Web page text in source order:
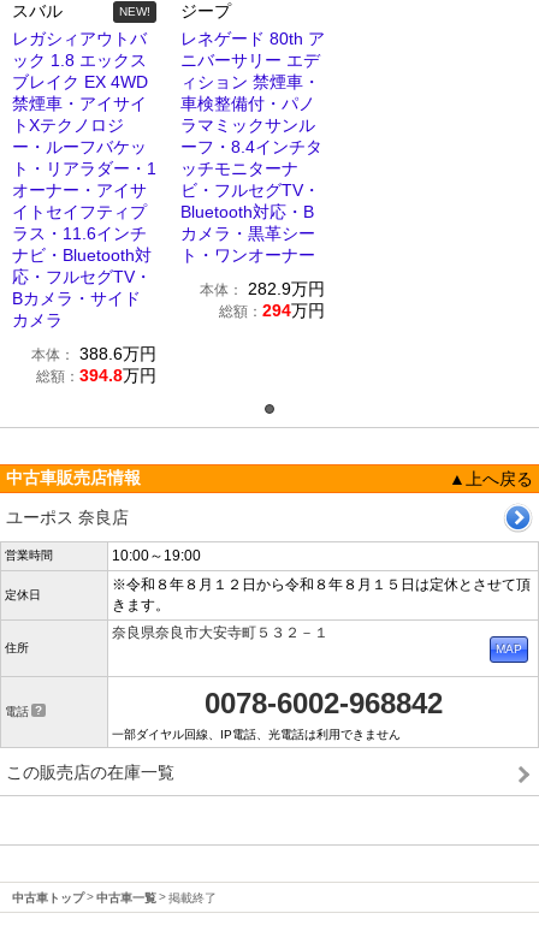
スバル NEW!
レガシィアウトバ
ック 1.8 エックス
ブレイク EX 4WD
禁煙車・アイサイ
トXテクノロジ
ー・ルーフバケッ
ト・リアラダー・1
オーナー・アイサ
イトセイフティプ
ラス・11.6インチ
ナビ・Bluetooth対
応・フルセグTV・
Bカメラ・サイド
カメラ
本体： 388.6万円
総額： 394.8万円
ジープ
レネゲード 80th ア
ニバーサリー エデ
ィション 禁煙車・
車検整備付・パノ
ラマミックサンル
ーフ・8.4インチタ
ッチモニターナ
ビ・フルセグTV・
Bluetooth対応・B
カメラ・黒革シー
ト・ワンオーナー
本体： 282.9万円
総額： 294万円
中古車販売店情報
▲上へ戻る
ユーポス 奈良店
営業時間 10:00～19:00
定休日
※令和８年８月１２日から令和８年８月１５日は定休とさせて頂
きます。
住所
奈良県奈良市大安寺町５３２－１
電話 0078-6002-968842
一部ダイヤル回線、IP電話、光電話は利用できません
この販売店の在庫一覧
中古車トップ 中古車一覧 掲載終了